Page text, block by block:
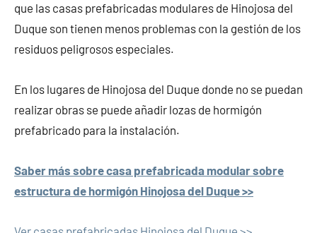
que las casas prefabricadas modulares de Hinojosa del
Duque son tienen menos problemas con la gestión de los
residuos peligrosos especiales.
En los lugares de Hinojosa del Duque donde no se puedan
realizar obras se puede añadir lozas de hormigón
prefabricado para la instalación.
Saber más sobre casa prefabricada modular sobre
estructura de hormigón Hinojosa del Duque >>